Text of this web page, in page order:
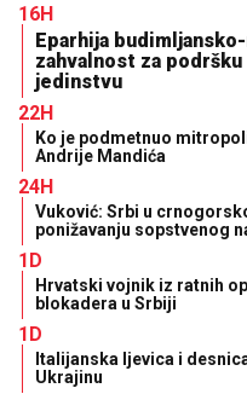
16H
Eparhija
zahvalnost za
jedinstvu
22H
Ko je podmetnuo
Andrije Mandića
24H
Vuković: Srbi u
ponižavanju sopstvenog
1D
Hrvatski vojnik iz ratnih
blokadera u Srbiji
1D
Italijanska ljevica i
Ukrajinu